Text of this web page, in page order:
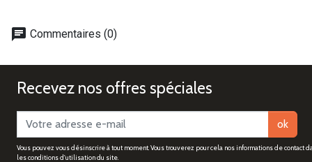
chat Commentaires (0)
Recevez nos offres spéciales
ok
Vous pouvez vous désinscrire à tout moment. Vous trouverez pour cela nos informations de contact
les conditions d'utilisation du site.